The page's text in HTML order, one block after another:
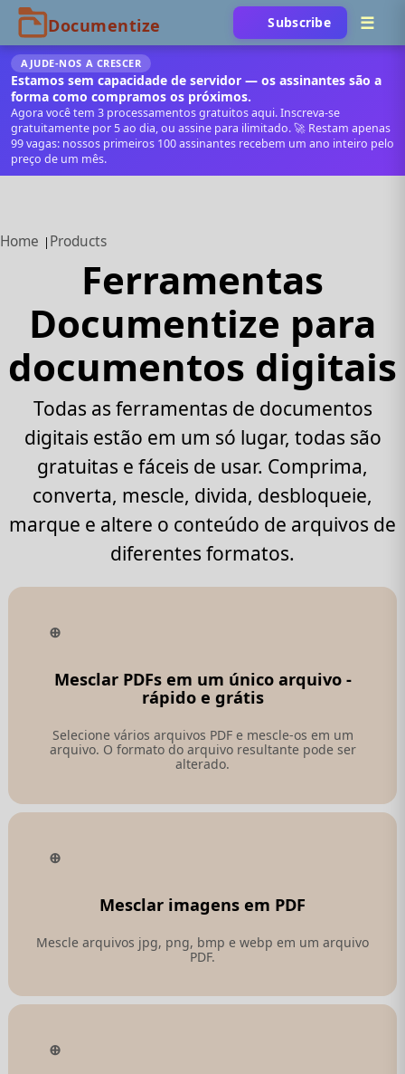
Subscribe
AJUDE‑NOS A CRESCER
Estamos sem capacidade de servidor — os assinantes são a
forma como compramos os próximos.
Agora você tem 3 processamentos gratuitos aqui. Inscreva‑se
gratuitamente por 5 ao dia, ou assine para ilimitado. 🚀 Restam apenas
99 vagas: nossos primeiros 100 assinantes recebem um ano inteiro pelo
preço de um mês.
Home Products
Ferramentas
Documentize para
documentos digitais
Todas as ferramentas de documentos
digitais estão em um só lugar, todas são
gratuitas e fáceis de usar. Comprima,
converta, mescle, divida, desbloqueie,
marque e altere o conteúdo de arquivos de
diferentes formatos.
Mesclar PDFs em um único arquivo -
rápido e grátis
Selecione vários arquivos PDF e mescle-os em um
arquivo. O formato do arquivo resultante pode ser
alterado.
Mesclar imagens em PDF
Mescle arquivos jpg, png, bmp e webp em um arquivo
PDF.